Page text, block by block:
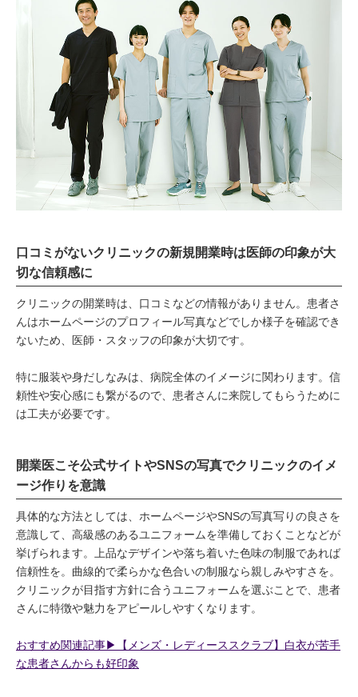
口コミがないクリニックの新規開業時は医師の印象が大
切な信頼感に
クリニックの開業時は、口コミなどの情報がありません。患者さ
んはホームページのプロフィール写真などでしか様子を確認でき
ないため、医師・スタッフの印象が大切です。
特に服装や身だしなみは、病院全体のイメージに関わります。信
頼性や安心感にも繋がるので、患者さんに来院してもらうために
は工夫が必要です。
開業医こそ公式サイトやSNSの写真でクリニックのイメ
ージ作りを意識
具体的な方法としては、ホームページやSNSの写真写りの良さを
意識して、高級感のあるユニフォームを準備しておくことなどが
挙げられます。上品なデザインや落ち着いた色味の制服であれば
信頼性を。曲線的で柔らかな色合いの制服なら親しみやすさを。
クリニックが目指す方針に合うユニフォームを選ぶことで、患者
さんに特徴や魅力をアピールしやすくなります。
おすすめ関連記事▶︎【メンズ・レディーススクラブ】白衣が苦手
な患者さんからも好印象